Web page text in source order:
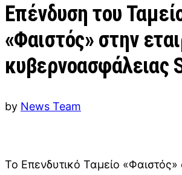
Επένδυση του
«Φαιστός» στην
κυβερνοασφάλειας
by News Team
Το Επενδυτικό Ταμείο «Φαιστός»